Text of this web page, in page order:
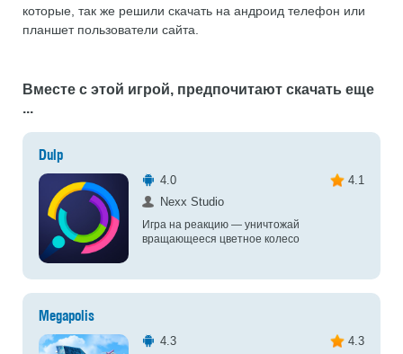
которые, так же решили скачать на андроид телефон или
планшет пользователи сайта.
Вместе с этой игрой, предпочитают скачать еще
Dulp
4.0
4.1
Nexx Studio
Игра на реакцию — уничтожай
вращающееся цветное колесо
Megapolis
4.3
4.3